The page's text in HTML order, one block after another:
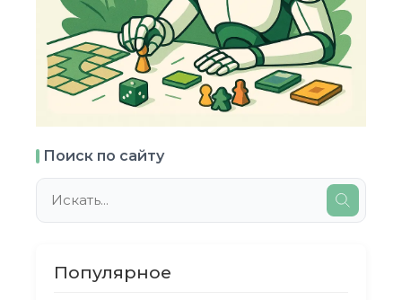
Поиск по сайту
Популярное